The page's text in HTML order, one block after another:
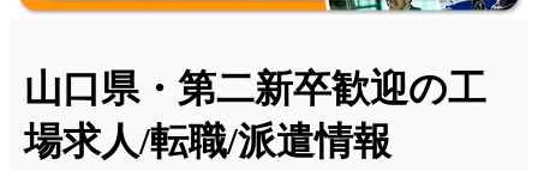
山口県・第二新卒歓迎の工
場求人/転職/派遣情報